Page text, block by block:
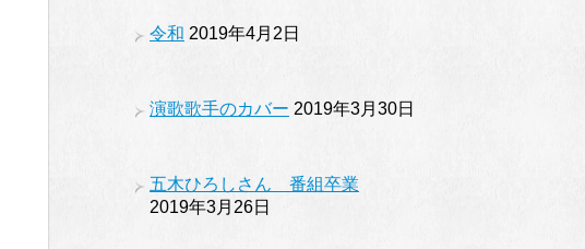
令和 2019年4月2日
演歌歌手のカバー 2019年3月30日
五木ひろしさん 番組卒業
2019年3月26日